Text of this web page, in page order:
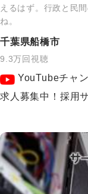
えるはず。行政と民
ね。
千葉県船橋市
9.3万回視聴
YouTubeチャ
求人募集中！採用